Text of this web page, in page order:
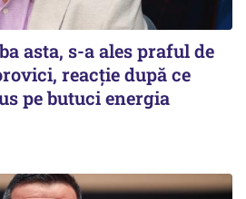
asta, s-a ales praful de
reacție după ce
pe butuci energia